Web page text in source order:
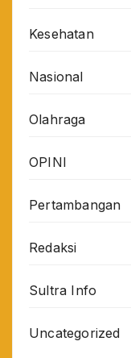
Kesehatan
Nasional
Olahraga
OPINI
Pertambangan
Redaksi
Sultra Info
Uncategorized